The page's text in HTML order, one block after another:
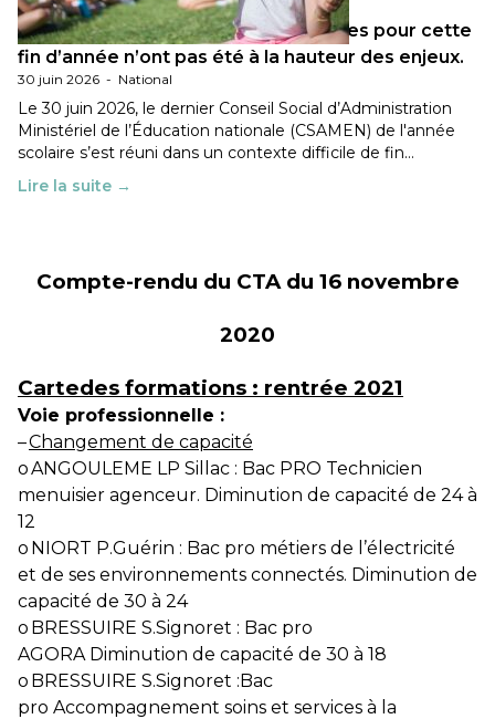
Les décisions ministérielles attendues pour cette
fin d’année n’ont pas été à la hauteur des enjeux.
30 juin 2026 - National
Le 30 juin 2026, le dernier Conseil Social d’Administration
Ministériel de l’Éducation nationale (CSAMEN) de l'année
scolaire s’est réuni dans un contexte difficile de fin…
Lire la suite →
Compte-rendu du CTA du 16 novembre
2020
Cartedes formations : rentrée 2021
Voie professionnelle :
–Changement de capacité
oANGOULEME LP Sillac : Bac PRO Technicien
menuisier agenceur. Diminution de capacité de 24 à
12
o NIORT P.Guérin : Bac pro métiers de l’électricité
et de ses environnements connectés. Diminution de
capacité de 30 à 24
o BRESSUIRE S.Signoret : Bac pro
AGORA Diminution de capacité de 30 à 18
o BRESSUIRE S.Signoret :Bac
pro Accompagnement soins et services à la